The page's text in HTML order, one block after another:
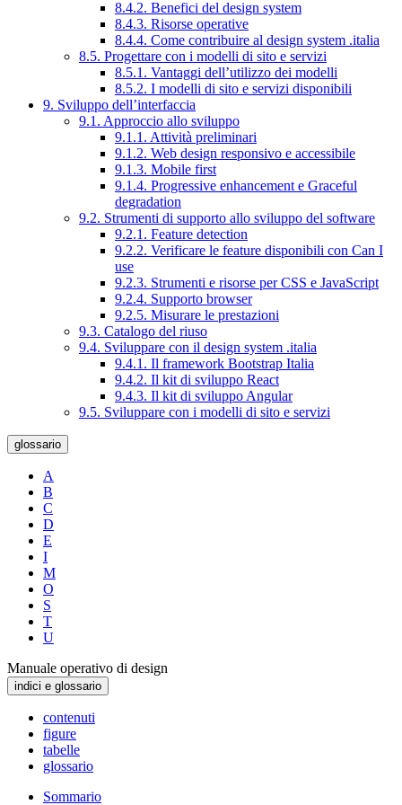
8.4.2. Benefici del design system
8.4.3. Risorse operative
8.4.4. Come contribuire al design system .italia
8.5. Progettare con i modelli di sito e servizi
8.5.1. Vantaggi dell’utilizzo dei modelli
8.5.2. I modelli di sito e servizi disponibili
9. Sviluppo dell’interfaccia
9.1. Approccio allo sviluppo
9.1.1. Attività preliminari
9.1.2. Web design responsivo e accessibile
9.1.3. Mobile first
9.1.4. Progressive enhancement e Graceful
degradation
9.2. Strumenti di supporto allo sviluppo del software
9.2.1. Feature detection
9.2.2. Verificare le feature disponibili con Can I
use
9.2.3. Strumenti e risorse per CSS e JavaScript
9.2.4. Supporto browser
9.2.5. Misurare le prestazioni
9.3. Catalogo del riuso
9.4. Sviluppare con il design system .italia
9.4.1. Il framework Bootstrap Italia
9.4.2. Il kit di sviluppo React
9.4.3. Il kit di sviluppo Angular
9.5. Sviluppare con i modelli di sito e servizi
glossario
A
B
C
D
E
I
M
O
S
T
U
Manuale operativo di design
indici e glossario
contenuti
figure
tabelle
glossario
Sommario